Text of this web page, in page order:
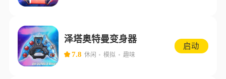
泽塔奥特曼变身器
7.8 休闲 模拟 趣味
启动